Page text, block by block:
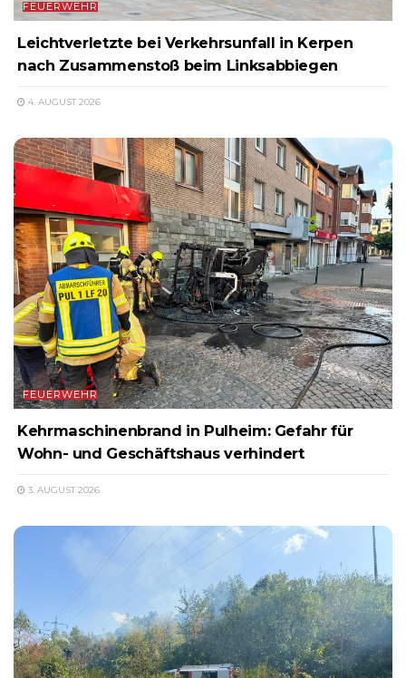
FEUERWEHR
Leichtverletzte bei Verkehrsunfall in Kerpen
nach Zusammenstoß beim Linksabbiegen
4. AUGUST 2026
FEUERWEHR
Kehrmaschinenbrand in Pulheim: Gefahr für
Wohn- und Geschäftshaus verhindert
3. AUGUST 2026